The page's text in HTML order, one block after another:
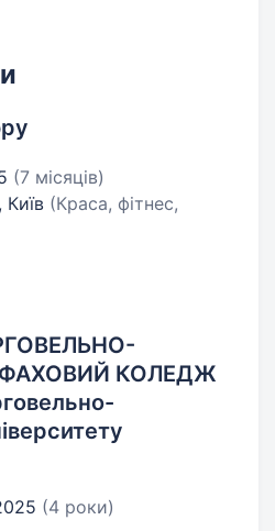
(7 місяців)
(Краса, фітнес,
КОЛЕДЖ
(4 роки)